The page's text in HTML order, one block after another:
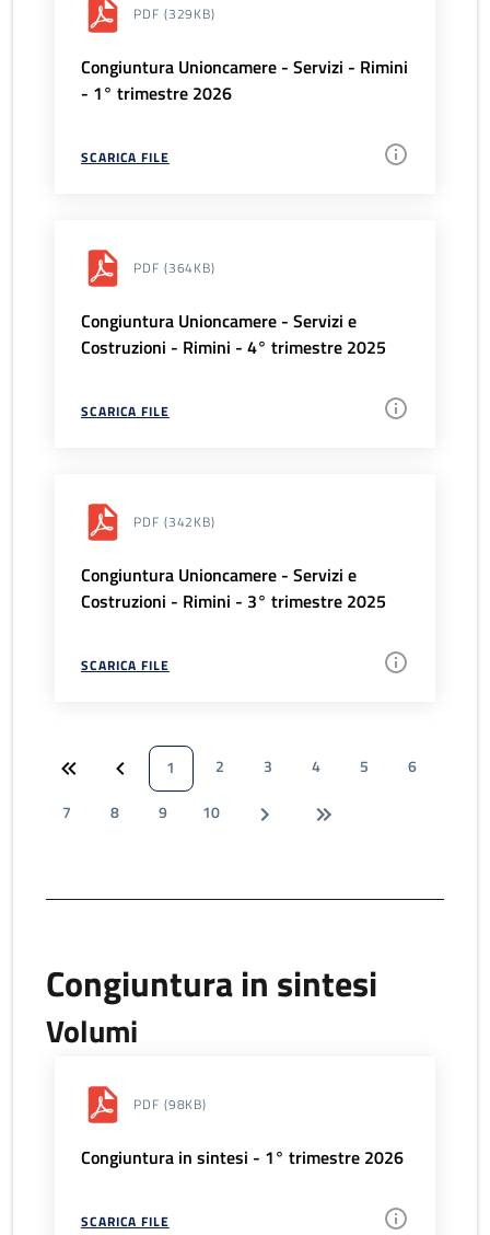
PDF (329KB)
Congiuntura Unioncamere - Servizi - Rimini
- 1° trimestre 2026
SCARICA FILE
PDF (364KB)
Congiuntura Unioncamere - Servizi e
Costruzioni - Rimini - 4° trimestre 2025
SCARICA FILE
PDF (342KB)
Congiuntura Unioncamere - Servizi e
Costruzioni - Rimini - 3° trimestre 2025
SCARICA FILE
1 2 3 4 5
6
7
8 9 10
Congiuntura in sintesi
Volumi
PDF (98KB)
Congiuntura in sintesi - 1° trimestre 2026
SCARICA FILE